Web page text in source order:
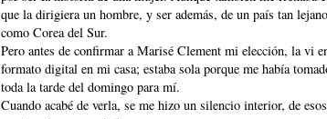
que la dirigiera un hombre, y ser además, de un país tan lejano
como Corea del Sur.
Pero antes de confirmar a Marisé Clement mi elección, la vi
formato digital en mi casa; estaba sola porque me había
toda la tarde del domingo para mí.
Cuando acabé de verla, se me hizo un silencio interior, de esos